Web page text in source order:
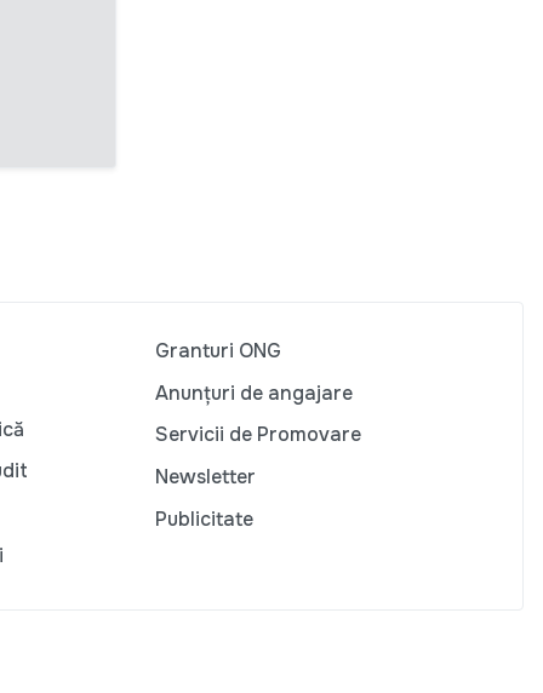
Granturi ONG
Anunțuri de angajare
Servicii de Promovare
Newsletter
Publicitate